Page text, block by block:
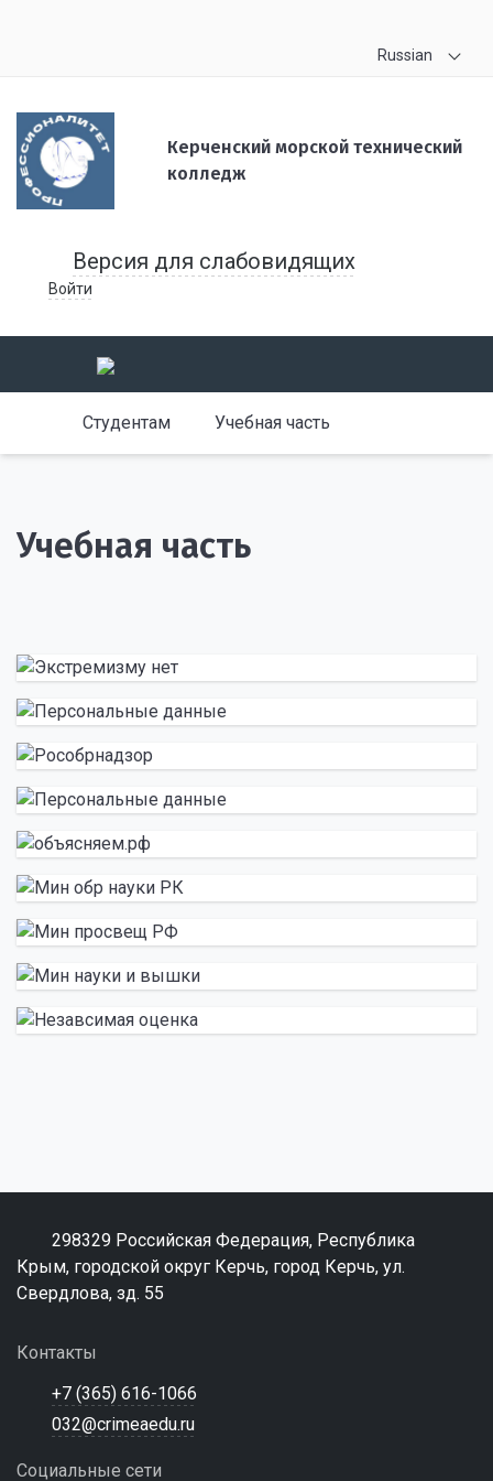
Russian
Керченский морской технический
колледж
Версия для слабовидящих
Войти
Студентам Учебная часть
Учебная часть
298329 Российская Федерация, Республика
Крым, городской округ Керчь, город Керчь, ул.
Свердлова, зд. 55
Контакты
+7 (365) 616-1066
032@crimeaedu.ru
Социальные сети